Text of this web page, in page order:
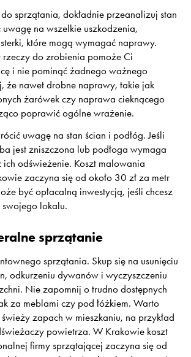
sprzątania, dokładnie przeanalizuj stan
uwagę na wszelkie uszkodzenia,
które mogą wymagać naprawy.
rzeczy do zrobienia pomoże Ci
i nie pominąć żadnego ważnego
że nawet drobne naprawy, takie jak
żarówek czy naprawa cieknącego
poprawić ogólne wrażenie.
uwagę na stan ścian i podłóg. Jeśli
jest zniszczona lub podłoga wymaga
odświeżenie. Koszt malowania
zaczyna się od około 30 zł za metr
być opłacalną inwestycją, jeśli chcesz
swojego lokalu.
sprzątanie
sprzątania. Skup się na usunięciu
odkurzeniu dywanów i wyczyszczeniu
Nie zapomnij o trudno dostępnych
za meblami czy pod łóżkiem. Warto
zapach w mieszkaniu, na przykład
powietrza. W Krakowie koszt
firmy sprzątającej zaczyna się od